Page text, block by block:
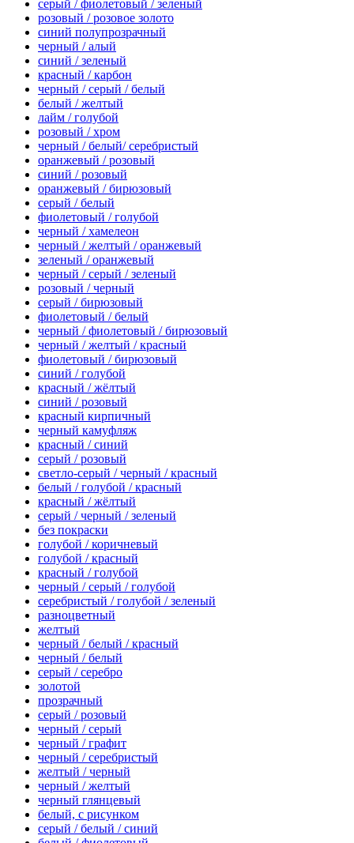
серый / фиолетовый / зеленый
розовый / розовое золото
синий полупрозрачный
черный / алый
синий / зеленый
красный / карбон
черный / серый / белый
белый / желтый
лайм / голубой
розовый / хром
черный / белый/ серебристый
оранжевый / розовый
синий / розовый
оранжевый / бирюзовый
серый / белый
фиолетовый / голубой
черный / хамелеон
черный / желтый / оранжевый
зеленый / оранжевый
черный / серый / зеленый
розовый / черный
серый / бирюзовый
фиолетовый / белый
черный / фиолетовый / бирюзовый
черный / желтый / красный
фиолетовый / бирюзовый
синий / голубой
красный / жёлтый
синий / розовый
красный кирпичный
черный камуфляж
красный / синий
серый / розовый
светло-серый / черный / красный
белый / голубой / красный
красный / жёлтый
серый / черный / зеленый
без покраски
голубой / коричневый
голубой / красный
красный / голубой
черный / серый / голубой
серебристый / голубой / зеленый
разноцветный
желтый
черный / белый / красный
черный / белый
серый / серебро
золотой
прозрачный
серый / розовый
черный / серый
черный / графит
черный / серебристый
желтый / черный
черный / желтый
черный глянцевый
белый, с рисунком
серый / белый / синий